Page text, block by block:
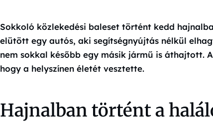
Sokkoló közlekedési baleset történt kedd
elütött egy autós, aki segítségnyújtás nélkül
nem sokkal később egy másik jármű is áthajtott.
hogy a helyszínen életét vesztette.
Hajnalban történt a